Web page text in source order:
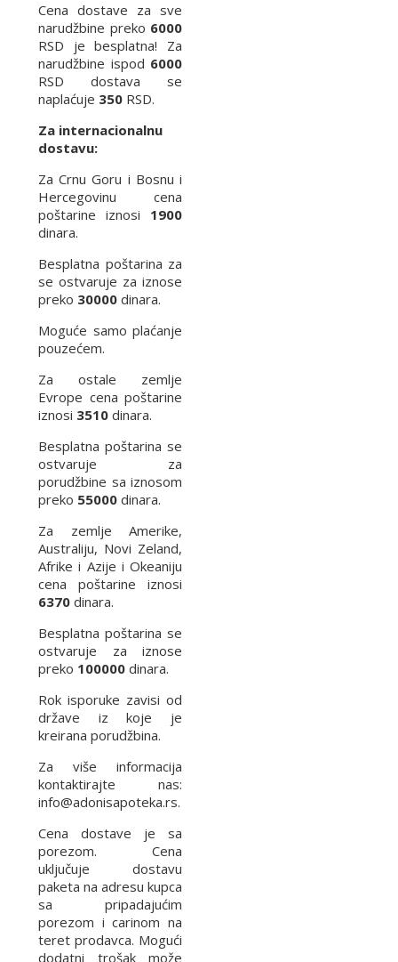
Cena dostave za sve
narudžbine preko 6000
RSD je besplatna! Za
narudžbine ispod 6000
RSD dostava se
naplaćuje 350 RSD.
Za internacionalnu
dostavu:
Za Crnu Goru i Bosnu i
Hercegovinu cena
poštarine iznosi 1900
dinara.
Besplatna poštarina za
se ostvaruje za iznose
preko 30000 dinara.
Moguće samo plaćanje
pouzećem.
Za ostale zemlje
Evrope cena poštarine
iznosi 3510 dinara.
Besplatna poštarina se
ostvaruje za
porudžbine sa iznosom
preko 55000 dinara.
Za zemlje Amerike,
Australiju, Novi Zeland,
Afrike i Azije i Okeaniju
cena poštarine iznosi
6370 dinara.
Besplatna poštarina se
ostvaruje za iznose
preko 100000 dinara.
Rok isporuke zavisi od
države iz koje je
kreirana porudžbina.
Za više informacija
kontaktirajte nas:
info@adonisapoteka.rs.
Cena dostave je sa
porezom. Cena
uključuje dostavu
paketa na adresu kupca
sa pripadajućim
porezom i carinom na
teret prodavca. Mogući
dodatni trošak može